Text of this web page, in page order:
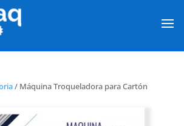
/ Máquina Troqueladora para Cartón